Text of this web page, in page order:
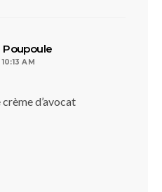
Poupoule
AM
d’avocat